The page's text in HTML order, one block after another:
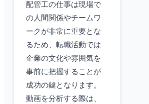
配管工の仕事は現場で
の人間関係やチームワ
ークが非常に重要とな
るため、転職活動では
企業の文化や雰囲気を
事前に把握することが
成功の鍵となります。
動画を分析する際は、